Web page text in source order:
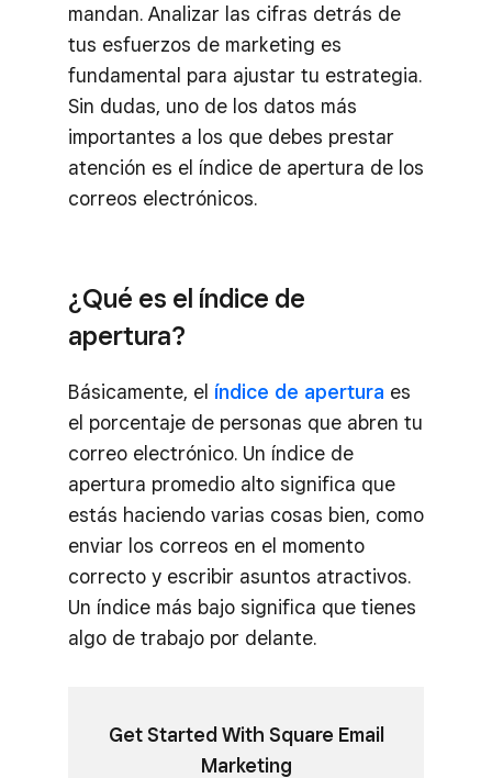
mandan. Analizar las cifras detrás de
tus esfuerzos de marketing es
fundamental para ajustar tu estrategia.
Sin dudas, uno de los datos más
importantes a los que debes prestar
atención es el índice de apertura de los
correos electrónicos.
¿Qué es el índice de
apertura?
Básicamente, el índice de apertura es
el porcentaje de personas que abren tu
correo electrónico. Un índice de
apertura promedio alto significa que
estás haciendo varias cosas bien, como
enviar los correos en el momento
correcto y escribir asuntos atractivos.
Un índice más bajo significa que tienes
algo de trabajo por delante.
Get Started With Square Email
Marketing